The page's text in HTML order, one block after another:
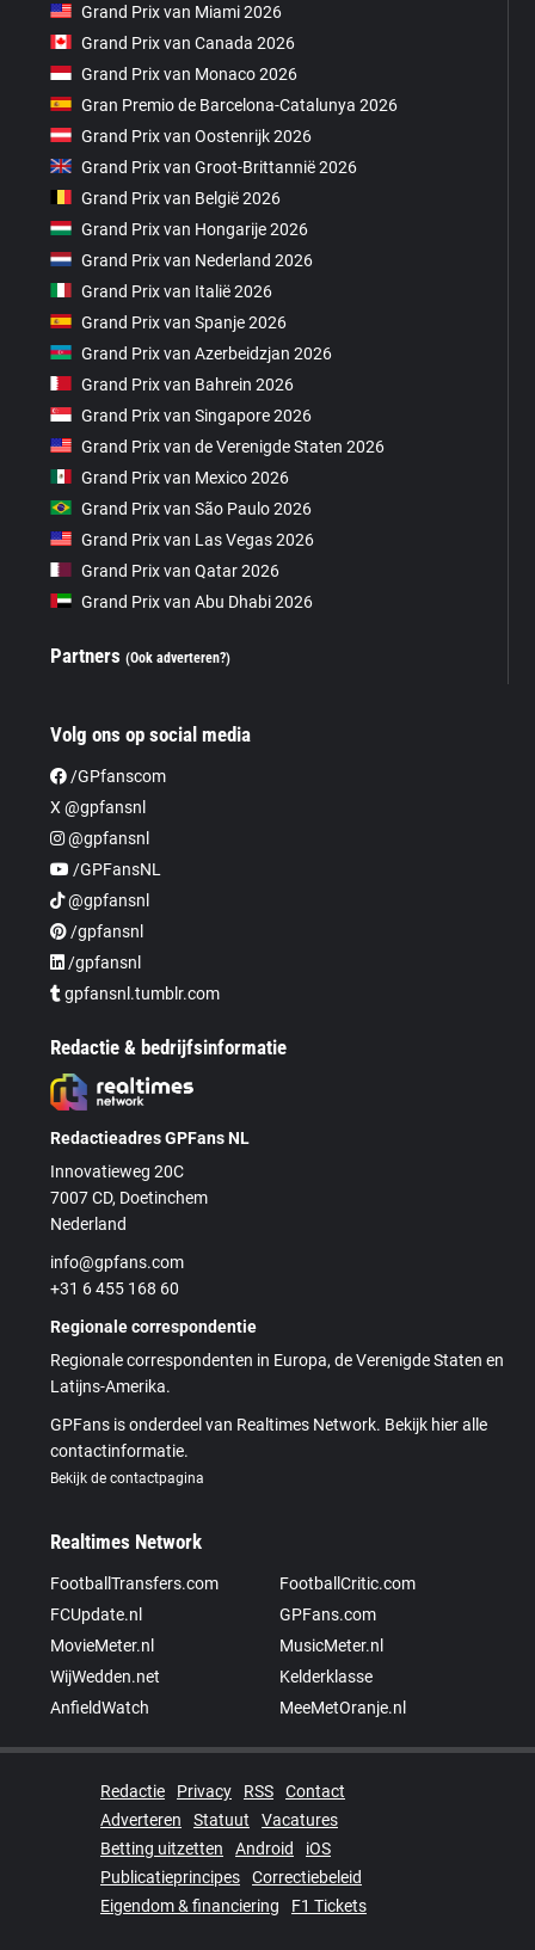
Grand Prix van Miami 2026
Grand Prix van Canada 2026
Grand Prix van Monaco 2026
Gran Premio de Barcelona-Catalunya 2026
Grand Prix van Oostenrijk 2026
Grand Prix van Groot-Brittannië 2026
Grand Prix van België 2026
Grand Prix van Hongarije 2026
Grand Prix van Nederland 2026
Grand Prix van Italië 2026
Grand Prix van Spanje 2026
Grand Prix van Azerbeidzjan 2026
Grand Prix van Bahrein 2026
Grand Prix van Singapore 2026
Grand Prix van de Verenigde Staten 2026
Grand Prix van Mexico 2026
Grand Prix van São Paulo 2026
Grand Prix van Las Vegas 2026
Grand Prix van Qatar 2026
Grand Prix van Abu Dhabi 2026
Partners(Ook adverteren?)
Volg ons op social media
/GPfanscom
X @gpfansnl
@gpfansnl
/GPFansNL
@gpfansnl
/gpfansnl
/gpfansnl
gpfansnl.tumblr.com
Redactie & bedrijfsinformatie
Redactieadres GPFans NL
Innovatieweg 20C
7007 CD, Doetinchem
Nederland
info@gpfans.com
+31 6 455 168 60
Regionale correspondentie
Regionale correspondenten in Europa, de Verenigde Staten en
Latijns-Amerika.
GPFans is onderdeel van Realtimes Network. Bekijk hier alle
contactinformatie.
Bekijk de contactpagina
Realtimes Network
FootballTransfers.com
FootballCritic.com
FCUpdate.nl
GPFans.com
MovieMeter.nl
MusicMeter.nl
WijWedden.net
Kelderklasse
AnfieldWatch
MeeMetOranje.nl
Redactie Privacy RSS
Contact
Adverteren
Statuut
Vacatures
Betting uitzetten
Android
iOS
Publicatieprincipes
Correctiebeleid
Eigendom & financiering
F1 Tickets